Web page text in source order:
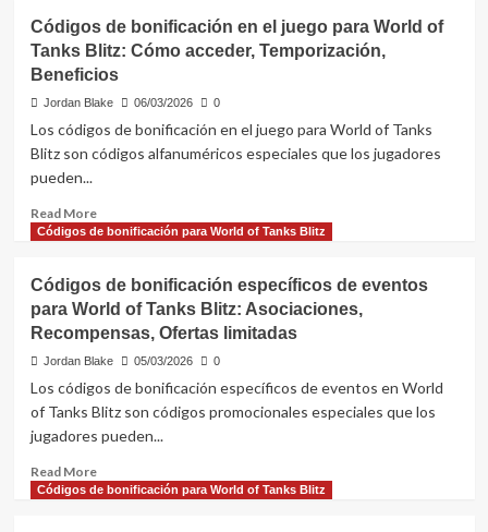
de
bonificación
comunitarios
para
of
Tanks
de
los
Plataformas
de
compartición,
Recompensas
Códigos de bonificación en el juego para World of
Tanks Blitz: Cómo acceder, Temporización,
Beneficios
Jordan Blake 06/03/2026 0
Los códigos de bonificación en el juego para World of Tanks
Blitz son códigos alfanuméricos especiales que los jugadores
pueden...
Read MoreRead
more
de
bonificación
en
el
para
World
of
Blitz:
Cómo
Códigos de bonificación para World of Tanks Blitz
Códigos de bonificación específicos de eventos
para World of Tanks Blitz: Asociaciones,
Recompensas, Ofertas limitadas
Jordan Blake 05/03/2026 0
Los códigos de bonificación específicos de eventos en World
of Tanks Blitz son códigos promocionales especiales que los
jugadores pueden...
Read MoreRead
more
Códigos de bonificación para World of Tanks Blitz